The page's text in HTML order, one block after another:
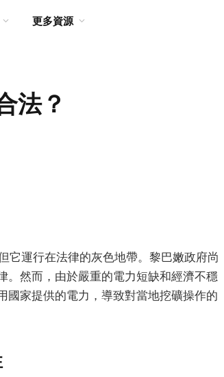
更多資源
法？
它運行在法律的灰色地帶。黎巴嫩政府尚
。然而，由於嚴重的電力短缺和經濟不穩
國家提供的電力，導致對當地挖礦操作的